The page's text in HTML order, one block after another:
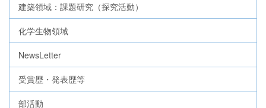
建築領域：課題研究（探究活動）
化学生物領域
NewsLetter
受賞歴・発表歴等
部活動